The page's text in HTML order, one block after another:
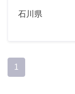
石川県
1